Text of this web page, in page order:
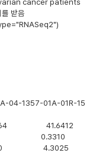
받음
04-1357-01A-01R-15
41.6412
0.3310
4.3025